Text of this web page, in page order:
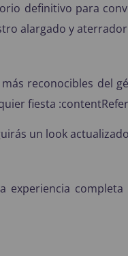
definitivo para
alargado y
reconocibles del
fiesta
un look
experiencia